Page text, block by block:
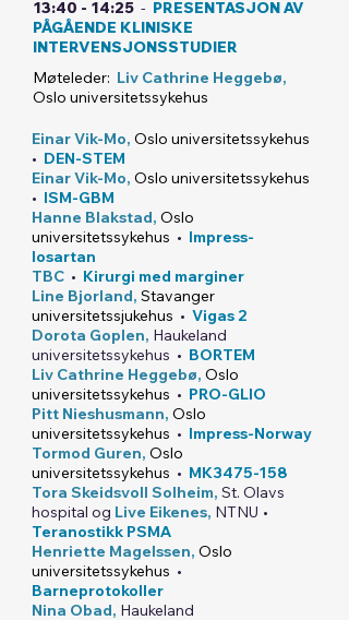
13:40 - 14:25 - PRESENTASJON AV
PÅGÅENDE KLINISKE
INTERVENSJONSSTUDIER
Møteleder: Liv Cathrine Heggebø,
Oslo universitetssykehus
Einar Vik-Mo, Oslo universitetssykehus
• DEN-STEM
Einar Vik-Mo, Oslo universitetssykehus
• ISM-GBM
Hanne Blakstad, Oslo
universitetssykehus • Impress-
losartan
TBC • Kirurgi med marginer
Line Bjorland, Stavanger
universitetssjukehus • Vigas 2
Dorota Goplen, Haukeland
universitetssykehus • BORTEM
Liv Cathrine Heggebø, Oslo
universitetssykehus • PRO-GLIO
Pitt Nieshusmann, Oslo
universitetssykehus • Impress-Norway
Tormod Guren, Oslo
universitetssykehus • MK3475-158
Tora Skeidsvoll Solheim, St. Olavs
hospital og Live Eikenes, NTNU •
Teranostikk PSMA
Henriette Magelssen, Oslo
universitetssykehus •
Barneprotokoller
Nina Obad, Haukeland